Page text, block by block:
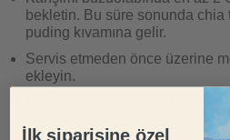
bekletin. Bu süre sonunda chia
puding kıvamına gelir.
Servis etmeden önce üzerine
ekleyin.
Son olarak dilediğiniz
İlk siparişine özel